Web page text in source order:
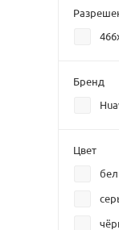
Бренд
Цвет